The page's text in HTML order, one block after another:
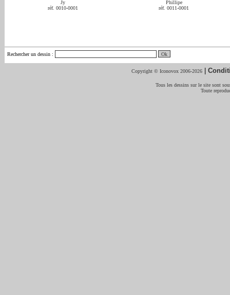
Jy
réf. 0010-0001
Phillipe
réf. 0011-0001
Rechercher un dessin :
Copyright © Iconovox 2006-2026 |
Tous les dessins sur le site sont
Toute